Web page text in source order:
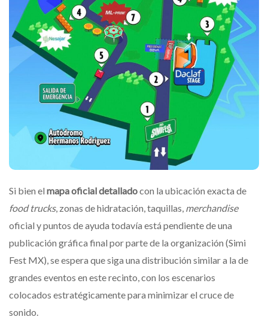
Si bien el mapa oficial detalladocon la ubicación exacta de
food trucks, zonas de hidratación, taquillas, merchandise
oficial y puntos de ayuda todavía está pendiente de una
publicación gráfica final por parte de la organización (Simi
Fest MX), se espera que siga una distribución similar a la de
grandes eventos en este recinto, con los escenarios
colocados estratégicamente para minimizar el cruce de
sonido.